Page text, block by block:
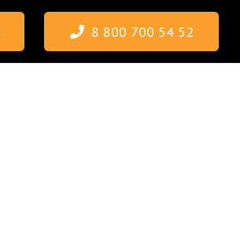
8 800 700 54 52